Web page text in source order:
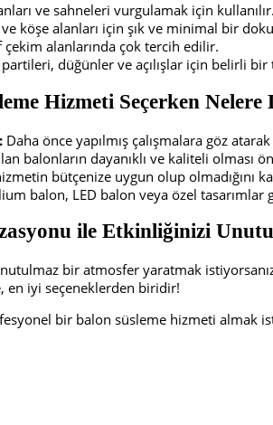
ve sahneleri vurgulamak için kullanılır.
köşe alanları için şık ve minimal bir
çekim alanlarında çok tercih edilir.
partileri, düğünler ve açılışlar için belirli
Hizmeti Seçerken
Daha önce yapılmış çalışmalara göz
balonların dayanıklı ve kaliteli olması
bütçenize uygun olup olmadığını
balon, LED balon veya özel
ile Etkinliğinizi
bir atmosfer yaratmak
en iyi seçeneklerden biridir!
bir balon süsleme hizmeti almak